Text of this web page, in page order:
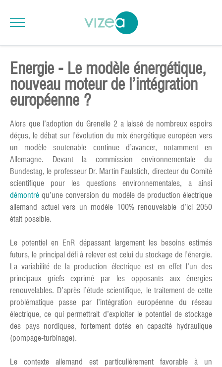
Energie - Le modèle énergétique,
nouveau moteur de l’intégration
européenne ?
Alors que l’adoption du Grenelle 2 a laissé de nombreux espoirs
déçus, le débat sur l’évolution du mix énergétique européen vers
un modèle soutenable continue d’avancer, notamment en
Allemagne. Devant la commission environnementale du
Bundestag, le professeur Dr. Martin Faulstich, directeur du Comité
scientifique pour les questions environnementales, a ainsi
démontré qu’une conversion du modèle de production électrique
allemand actuel vers un modèle 100% renouvelable d’ici 2050
était possible.
Le potentiel en EnR dépassant largement les besoins estimés
futurs, le principal défi à relever est celui du stockage de l’énergie.
La variabilité de la production électrique est en effet l’un des
principaux griefs exprimé par les opposants aux énergies
renouvelables. D’après l’étude scientifique, le traitement de cette
problématique passe par l’intégration européenne du réseau
électrique, ce qui permettrait d’exploiter le potentiel de stockage
des pays nordiques, fortement dotés en capacité hydraulique
(pompage-turbinage).
Le contexte allemand est particulièrement favorable à un